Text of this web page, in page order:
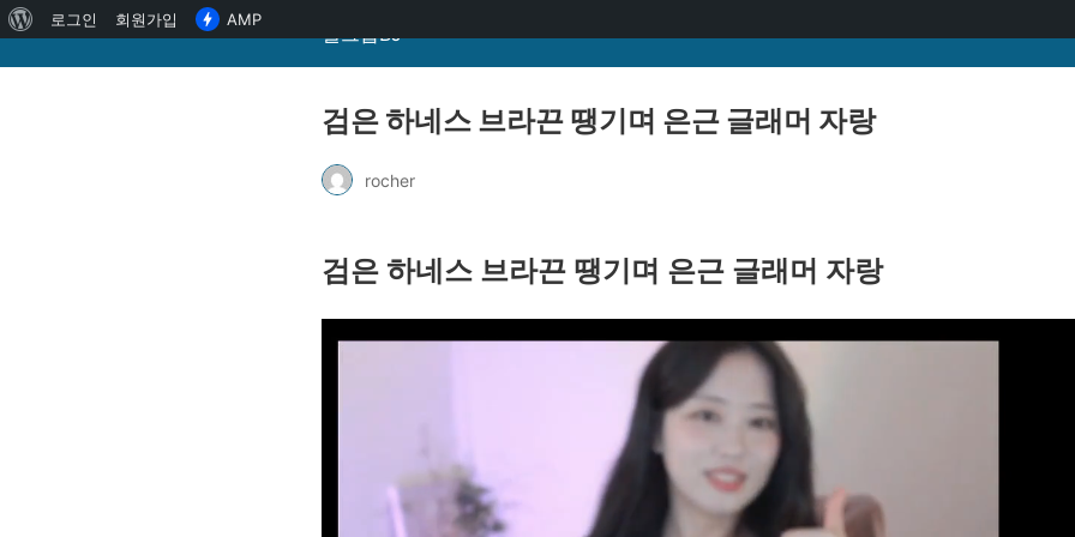
걸그룹BJ
검은 하네스 브라끈 땡기며 은근 글래머 자랑
rocher
검은 하네스 브라끈 땡기며 은근 글래머 자랑
로그인 회원가입 AMP